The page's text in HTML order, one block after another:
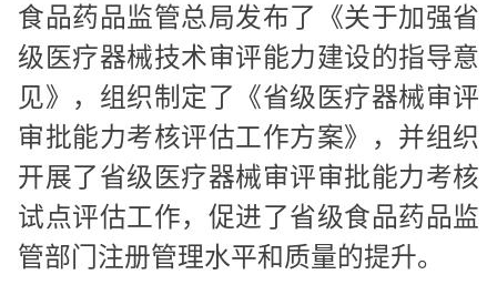
食品药品监管总局发布了《关于加强省
级医疗器械技术审评能力建设的指导意
见》，组织制定了《省级医疗器械审评
审批能力考核评估工作方案》，并组织
开展了省级医疗器械审评审批能力考核
试点评估工作，促进了省级食品药品监
管部门注册管理水平和质量的提升。